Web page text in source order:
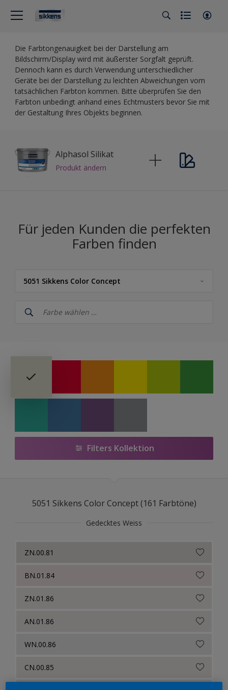
Die Farbtongenauigkeit bei der Darstellung am
Bildschirm/Display wird mit äußerster Sorgfalt geprüft.
Dennoch kann es durch Verwendung unterschiedlicher
Geräte bei der Darstellung zu leichten Abweichungen vom
tatsächlichen Farbton kommen. Bitte überprüfen Sie den
Farbton unbedingt anhand eines Echtmusters bevor Sie mit
der Gestaltung Ihres Objekts beginnen.
Alphasol Silikat
Produkt ändern
Für jeden Kunden die perfekten
Farben finden
5051 Sikkens Color Concept
Sikkens
Kollektion WEISS
Kollektion GRAU Filters Kollektion
5051 Sikkens Color Concept (161 Farbtöne)
Gedecktes Weiss
ZN.00.81
BN.01.84
ZN.01.86
AN.01.86
WN.00.86
CN.00.85